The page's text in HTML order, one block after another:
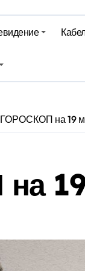
время
опасности
ГОРОСКОП на 19